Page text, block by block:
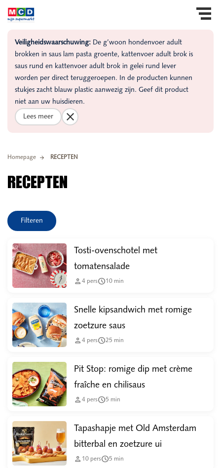
Veiligheidswaarschuwing: De g’woon hondenvoer adult
brokken in saus lam pasta groente, kattenvoer adult brok is
saus rund en kattenvoer adult brok in gelei rund lever
worden per direct teruggeroepen. In de producten kunnen
stukjes zacht blauw plastic aanwezig zijn. Geef dit product
niet aan uw huisdieren.
Lees meer
Homepage RECEPTEN
RECEPTEN
Filteren
Tosti-ovenschotel met
tomatensalade
 4 pers10 min
Snelle kipsandwich met romige
zoetzure saus
 4 pers25 min
Pit Stop: romige dip met crème
fraîche en chilisaus
 4 pers5 min
Tapashapje met Old Amsterdam
bitterbal en zoetzure ui
 10 pers5 min